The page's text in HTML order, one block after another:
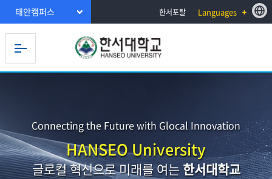
태안캠퍼스 한서포탈 Languages
Connecting the Future with Glocal Innovation
HANSEO University
글로컬 혁신으로 미래를 여는한서대학교